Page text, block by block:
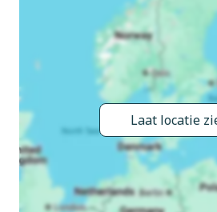
Beneden Costarainera, 4 km van het
Lorenzo al Mare, 10 km van het
Maurizio, 26 km van het centrum
geïsoleerde, zonnige ligging, 4 km
medegebruik: wild terrein, weide. 300
toegangsweg tot aan het huis.
Winkel 1 km, levensmiddelenwinkel
bar 1 km, bakkerij 1 km, café 1 km,
bushalte 300 m, treinstation
zandstrand "San Lorenzo al Mare" 4
Laat locatie